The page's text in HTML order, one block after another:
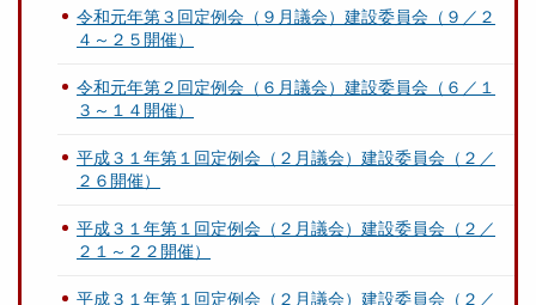
令和元年第３回定例会（９月議会）建設委員会（９／２
４～２５開催）
令和元年第２回定例会（６月議会）建設委員会（６／１
３～１４開催）
平成３１年第１回定例会（２月議会）建設委員会（２／
２６開催）
平成３１年第１回定例会（２月議会）建設委員会（２／
２１～２２開催）
平成３１年第１回定例会（２月議会）建設委員会（２／